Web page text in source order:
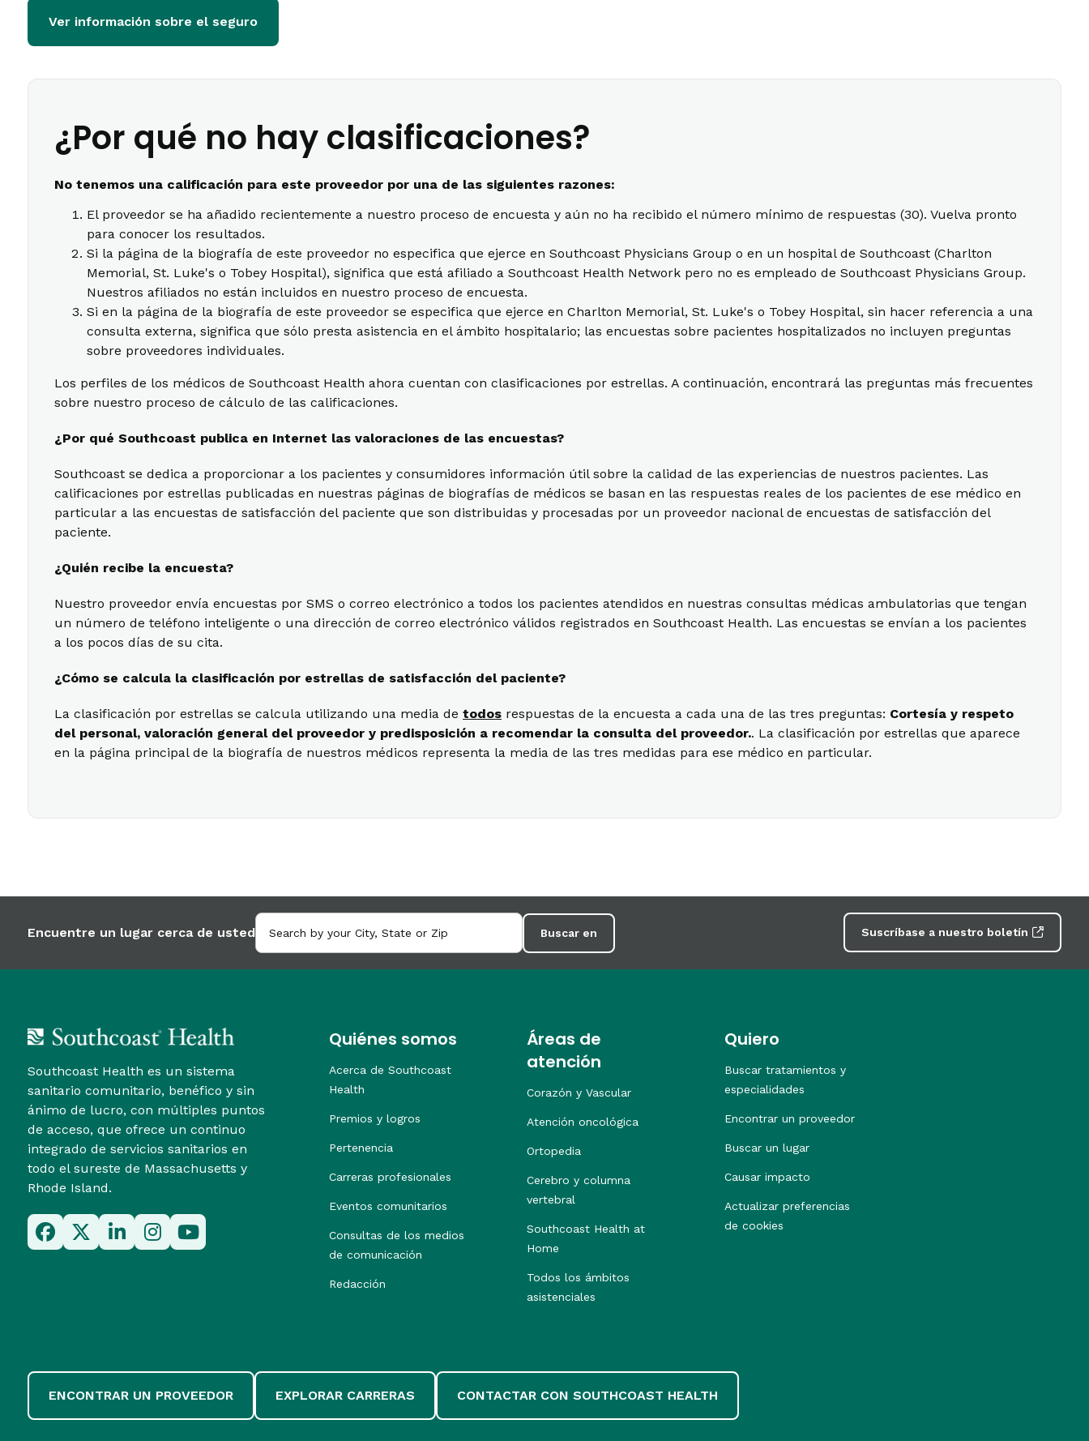
Ver información sobre el seguro
¿Por qué no hay clasificaciones?
No tenemos una calificación para este proveedor por una de las siguientes razones:
El proveedor se ha añadido recientemente a nuestro proceso de encuesta y aún no ha recibido el número mínimo de respuestas (30). Vuelva pronto
para conocer los resultados.
Si la página de la biografía de este proveedor no especifica que ejerce en Southcoast Physicians Group o en un hospital de Southcoast (Charlton
Memorial, St. Luke's o Tobey Hospital), significa que está afiliado a Southcoast Health Network pero no es empleado de Southcoast Physicians Group.
Nuestros afiliados no están incluidos en nuestro proceso de encuesta.
Si en la página de la biografía de este proveedor se especifica que ejerce en Charlton Memorial, St. Luke's o Tobey Hospital, sin hacer referencia a una
consulta externa, significa que sólo presta asistencia en el ámbito hospitalario; las encuestas sobre pacientes hospitalizados no incluyen preguntas
sobre proveedores individuales.
Los perfiles de los médicos de Southcoast Health ahora cuentan con clasificaciones por estrellas. A continuación, encontrará las preguntas más frecuentes
sobre nuestro proceso de cálculo de las calificaciones.
¿Por qué Southcoast publica en Internet las valoraciones de las encuestas?
Southcoast se dedica a proporcionar a los pacientes y consumidores información útil sobre la calidad de las experiencias de nuestros pacientes. Las
calificaciones por estrellas publicadas en nuestras páginas de biografías de médicos se basan en las respuestas reales de los pacientes de ese médico en
particular a las encuestas de satisfacción del paciente que son distribuidas y procesadas por un proveedor nacional de encuestas de satisfacción del
paciente.
¿Quién recibe la encuesta?
Nuestro proveedor envía encuestas por SMS o correo electrónico a todos los pacientes atendidos en nuestras consultas médicas ambulatorias que tengan
un número de teléfono inteligente o una dirección de correo electrónico válidos registrados en Southcoast Health. Las encuestas se envían a los pacientes
a los pocos días de su cita.
¿Cómo se calcula la clasificación por estrellas de satisfacción del paciente?
La clasificación por estrellas se calcula utilizando una media de todos respuestas de la encuesta a cada una de las tres preguntas: Cortesía y respeto
del personal, valoración general del proveedor y predisposición a recomendar la consulta del proveedor.. La clasificación por estrellas que aparece
en la página principal de la biografía de nuestros médicos representa la media de las tres medidas para ese médico en particular.
Encuentre un lugar cerca de usted Buscar en Suscríbase a nuestro boletín
Southcoast Health es un sistema
sanitario comunitario, benéfico y sin
ánimo de lucro, con múltiples puntos
de acceso, que ofrece un continuo
integrado de servicios sanitarios en
todo el sureste de Massachusetts y
Rhode Island.
Quiénes somos
Acerca de Southcoast
Health
Premios y logros
Pertenencia
Carreras profesionales
Eventos comunitarios
Consultas de los medios
de comunicación
Redacción
Áreas de
atención
Corazón y Vascular
Atención oncológica
Ortopedia
Cerebro y columna
vertebral
Southcoast Health at
Home
Todos los ámbitos
asistenciales
Quiero
Buscar tratamientos y
especialidades
Encontrar un proveedor
Buscar un lugar
Causar impacto
Actualizar preferencias
de cookies
ENCONTRAR UN PROVEEDOR EXPLORAR CARRERAS CONTACTAR CON SOUTHCOAST HEALTH